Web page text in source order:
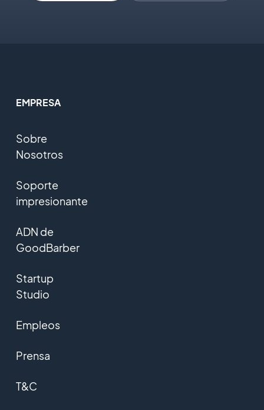
EMPRESA
Sobre
Nosotros
Soporte
impresionante
ADN de
GoodBarber
Startup
Studio
Empleos
Prensa
T&C